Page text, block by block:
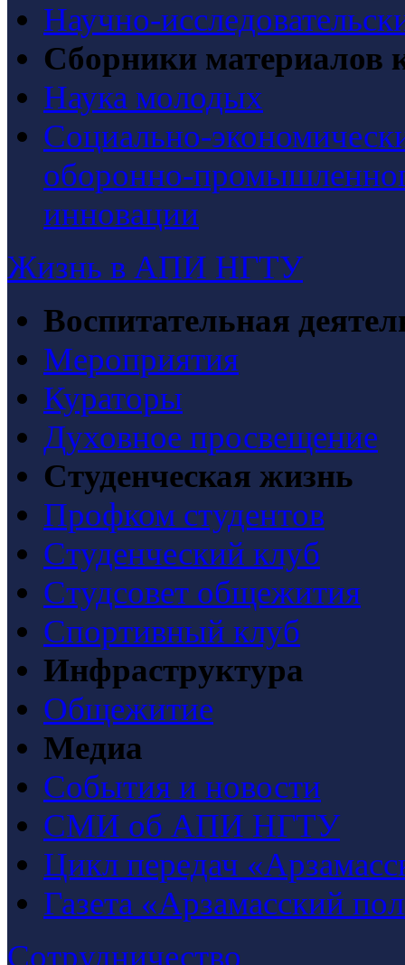
Научно-
Сборники материалов
Наука молодых
Социально-
оборонно-
инновации
Жизнь в АПИ НГТУ
Воспитательная
Мероприятия
Кураторы
Духовное просвещение
Студенческая жизнь
Профком студентов
Студенческий клуб
Студсовет общежития
Спортивный клуб
Инфраструктура
Общежитие
Медиа
События и новости
СМИ об АПИ НГТУ
Цикл передач
Газета «Арзамасский
Сотрудничество